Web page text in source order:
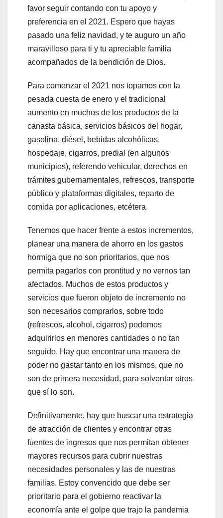
favor seguir contando con tu apoyo y
preferencia en el 2021. Espero que hayas
pasado una feliz navidad, y te auguro un año
maravilloso para ti y tu apreciable familia
acompañados de la bendición de Dios.
Para comenzar el 2021 nos topamos con la
pesada cuesta de enero y el tradicional
aumento en muchos de los productos de la
canasta básica, servicios básicos del hogar,
gasolina, diésel, bebidas alcohólicas,
hospedaje, cigarros, predial (en algunos
municipios), referendo vehicular, derechos en
trámites gubernamentales, refrescos, transporte
público y plataformas digitales, reparto de
comida por aplicaciones, etcétera.
Tenemos que hacer frente a estos incrementos,
planear una manera de ahorro en los gastos
hormiga que no son prioritarios, que nos
permita pagarlos con prontitud y no vernos tan
afectados. Muchos de estos productos y
servicios que fueron objeto de incremento no
son necesarios comprarlos, sobre todo
(refrescos, alcohol, cigarros) podemos
adquirirlos en menores cantidades o no tan
seguido. Hay que encontrar una manera de
poder no gastar tanto en los mismos, que no
son de primera necesidad, para solventar otros
que sí lo son.
Definitivamente, hay que buscar una estrategia
de atracción de clientes y encontrar otras
fuentes de ingresos que nos permitan obtener
mayores recursos para cubrir nuestras
necesidades personales y las de nuestras
familias. Estoy convencido que debe ser
prioritario para el gobierno reactivar la
economía ante el golpe que trajo la pandemia